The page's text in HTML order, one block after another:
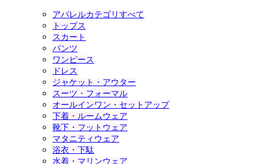
アパレルカテゴリすべて
トップス
スカート
パンツ
ワンピース
ドレス
ジャケット・アウター
スーツ・フォーマル
オールインワン・セットアップ
下着・ルームウェア
靴下・フットウェア
マタニティウェア
浴衣・下駄
水着・マリンウェア